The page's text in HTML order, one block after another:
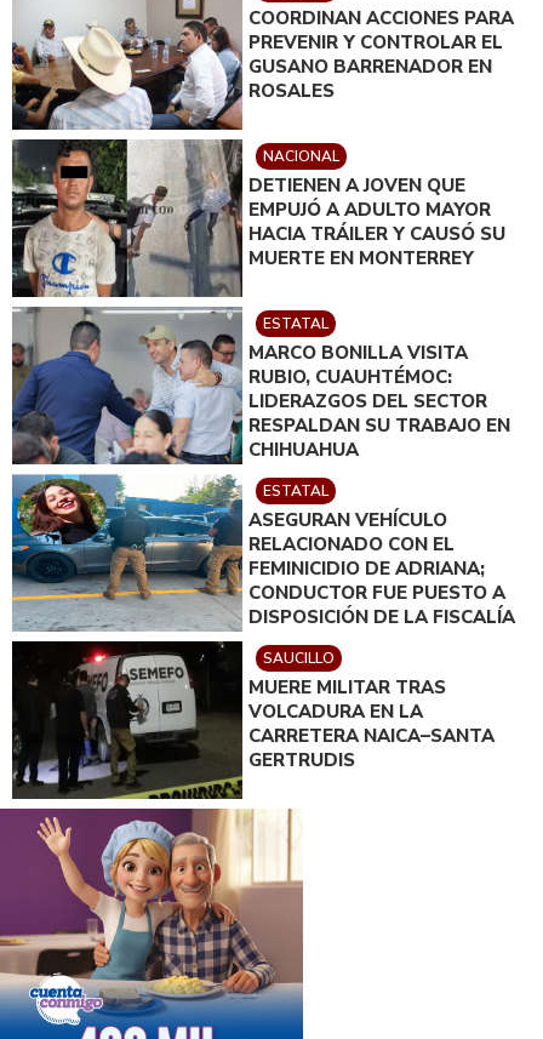
COORDINAN ACCIONES PARA
PREVENIR Y CONTROLAR EL
GUSANO BARRENADOR EN
ROSALES
NACIONAL
DETIENEN A JOVEN QUE
EMPUJÓ A ADULTO MAYOR
HACIA TRÁILER Y CAUSÓ SU
MUERTE EN MONTERREY
ESTATAL
MARCO BONILLA VISITA
RUBIO, CUAUHTÉMOC:
LIDERAZGOS DEL SECTOR
RESPALDAN SU TRABAJO EN
CHIHUAHUA
ESTATAL
ASEGURAN VEHÍCULO
RELACIONADO CON EL
FEMINICIDIO DE ADRIANA;
CONDUCTOR FUE PUESTO A
DISPOSICIÓN DE LA FISCALÍA
SAUCILLO
MUERE MILITAR TRAS
VOLCADURA EN LA
CARRETERA NAICA–SANTA
GERTRUDIS